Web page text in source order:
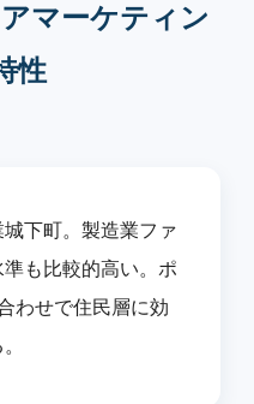
マーケティン
性
下町。製造業ファ
も比較的高い。ポ
わせで住民層に効